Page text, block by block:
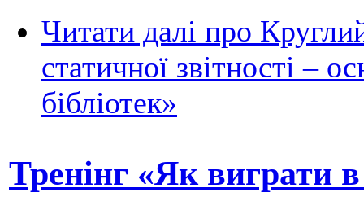
Читати далі про
статичної звітності –
бібліотек»
Тренінг «Як виграти